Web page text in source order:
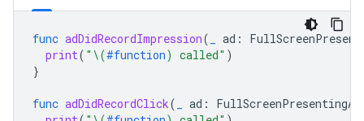
func adDidRecordImpression( ad :
print( " \(#function) called" )
}
func adDidRecordClick( ad : FullScreenPresentingAd